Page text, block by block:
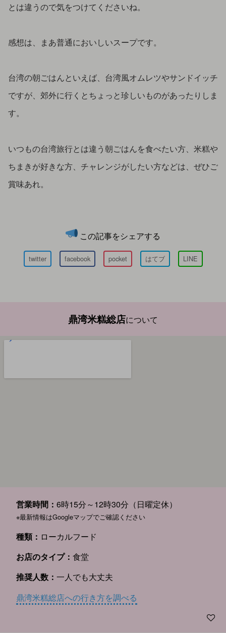
とは違うので気をつけてくださいね。
感想は、まあ普通においしいスープです。
台湾の朝ごはんといえば、台湾風オムレツやサンドイッチ
ですが、郊外に行くとちょっと珍しいものがあったりしま
す。
いつもの台湾旅行とは違う朝ごはんを食べたい方、米糕や
ちまきが好きな方、チャレンジがしたい方などは、ぜひご
賞味あれ。
この記事をシェアする
twitter facebook pocket はてブ LINE
鼎湾米糕総店について
営業時間： 6時15分～12時30分（日曜定休）
※最新情報はGoogleマップでご確認ください
種類： ローカルフード
お店のタイプ： 食堂
推奨人数： 一人でも大丈夫
鼎湾米糕総店への行き方を調べる